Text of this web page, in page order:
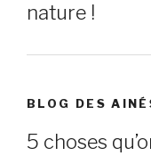
nature !
BLOG DES
5 choses